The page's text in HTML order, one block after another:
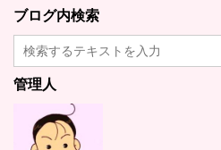
ブログ内検索
管理人